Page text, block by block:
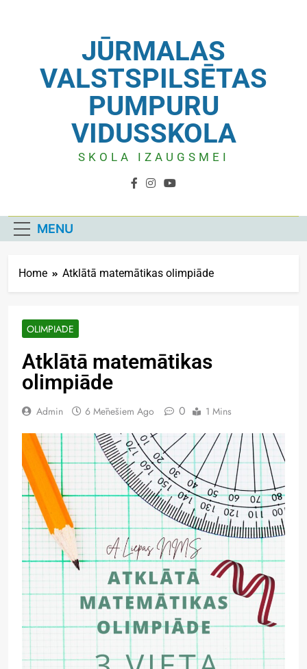
JŪRMALAS
VALSTSPILSĒTAS
PUMPURU
VIDUSSKOLA
SKOLA IZAUGSMEI
MENU
Home Atklātā matemātikas olimpiāde
OLIMPIĀDE
Atklātā matemātikas
olimpiāde
Admin 6 Mēnešiem Ago 0 1 Mins